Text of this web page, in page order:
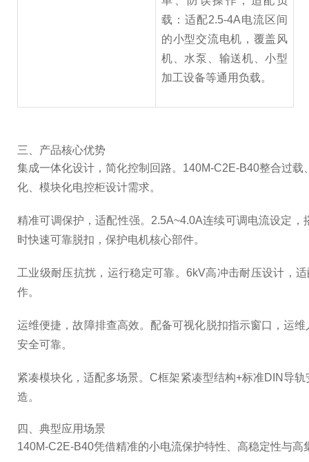
载：适配2.5-4A电流区间
的小型交流电机，覆盖风
机、水泵、输送机、小型
加工设备等通用负载。
三、产品核心优势
集成一体化设计，简化控制回路。140M-C2E-B40整合过
化、模块化电控柜设计需求。
精准可调保护，适配性强。2.5A~4.0A连续可调电流设定
时快速可靠脱扣，保护电机核心部件。
工业级耐压抗扰，运行稳定可靠。6kV高冲击耐压设计，
作。
运维便捷，故障排查高效。配备可视化脱扣指示窗口，运
安全可靠。
紧凑模块化，适配多场景。C框架紧凑型结构+标准DIN导
造。
四、典型应用场景
140M-C2E-B40凭借精准的小电流保护特性、高稳定性与